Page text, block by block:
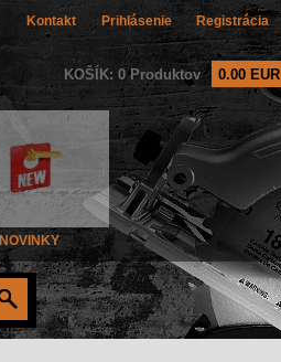
Kontakt Prihlásenie Registrácia
KOŠÍK: 0 Produktov 0.00 EUR
NOVINKY